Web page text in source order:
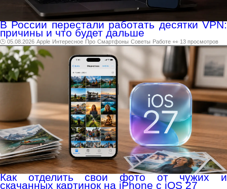
В России перестали работать десятки VPN:
причины и что будет дальше
🕑 05.08.2026 Apple Интересное Про Смартфоны Советы Работе 👀 13 просмотров
Как отделить свои фото от чужих и
скачанных картинок на iPhone с iOS 27